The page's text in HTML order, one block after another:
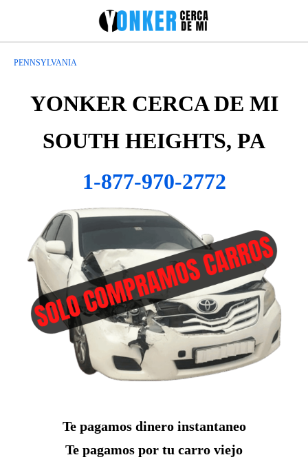
PENNSYLVANIA
YONKER CERCA DE MI
SOUTH HEIGHTS, PA
1-877-970-2772
Te pagamos dinero instantaneo
Te pagamos por tu carro viejo